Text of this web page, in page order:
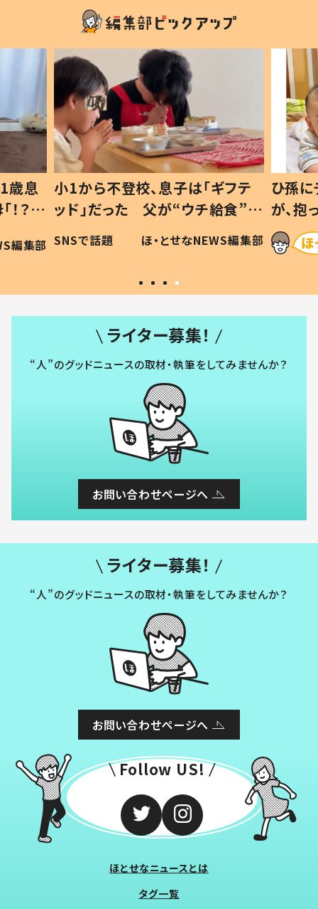
歳息
？」
編集部
小1から不登校、息子は「ギフテ
ッド」だった 父が“ウチ給食”を
作り続ける理由とは #令和の親
#令和の子
SNSで話題 ほ・とせなNEWS編集部
ひ孫
が、
「涙が
い」
ライター募集！
“人”のグッドニュースの取材・執筆をしてみませんか？
お問い合わせページへ
ライター募集！
“人”のグッドニュースの取材・執筆をしてみませんか？
お問い合わせページへ
Follow US!
ほとせなニュースとは
タグ一覧